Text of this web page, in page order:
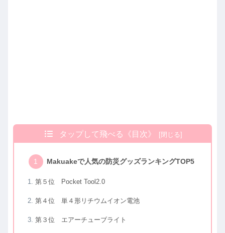
タップして飛べる《目次》
Makuakeで人気の防災グッズランキングTOP5
第５位 Pocket Tool2.0
第４位 単４形リチウムイオン電池
第３位 エアーチューブライト